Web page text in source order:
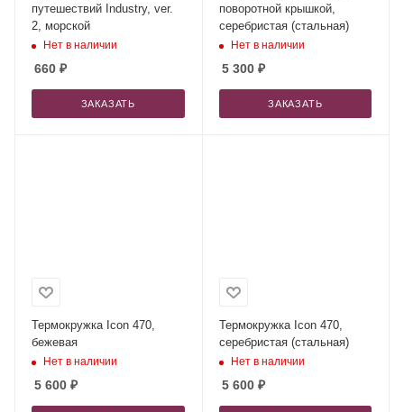
путешествий Industry, ver.
2, морской
Нет в наличии
660 ₽
ЗАКАЗАТЬ
поворотной крышкой,
серебристая (стальная)
Нет в наличии
5 300₽
ЗАКАЗАТЬ
Термокружка Icon 470,
бежевая
Нет в наличии
5 600 ₽
Термокружка Icon 470,
серебристая (стальная)
Нет в наличии
5 600₽